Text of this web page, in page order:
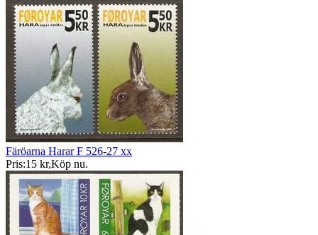
Färöarna Harar F 526-27 xx
Pris:15 kr,Köp nu.